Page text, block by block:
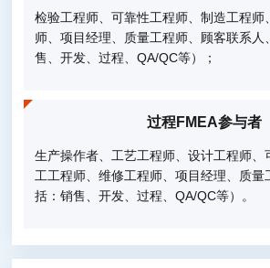
检验工程师、可靠性工程师、制造工程师
师、项目经理、质量工程师、顾客联系人
售、开发、过程、QA/QC等）；
过程FMEA参与者
生产操作者、工艺工程师、设计工程师、
工工程师、维修工程师、项目经理、质量
括：销售、开发、过程、QA/QC等）。